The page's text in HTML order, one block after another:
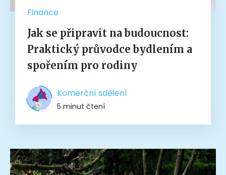
Finance
Jak se připravit na budoucnost:
Praktický průvodce bydlením a
spořením pro rodiny
Komerční sdělení
5 minut čtení